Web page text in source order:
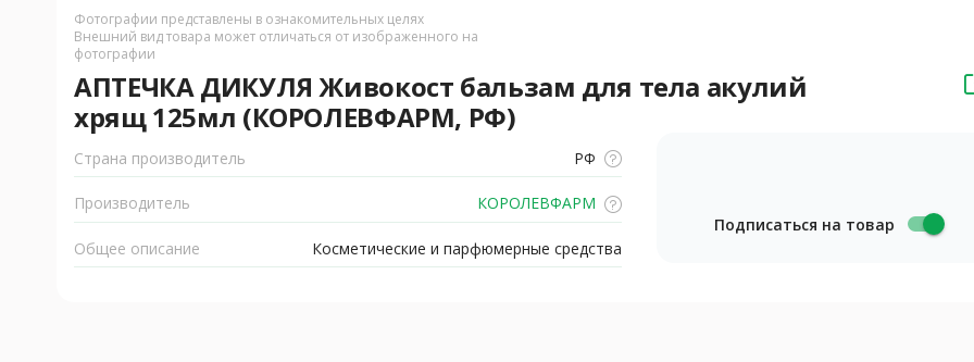
Фотографии представлены в ознакомительных целях
Внешний вид товара может отличаться от изображенного на
фотографии
АПТЕЧКА ДИКУЛЯ Живокост бальзам для тела акулий
хрящ 125мл (КОРОЛЕВФАРМ, РФ)
Страна производитель РФ
Производитель КОРОЛЕВФАРМ
Общее описание Косметические и парфюмерные средства
Подписаться на товар